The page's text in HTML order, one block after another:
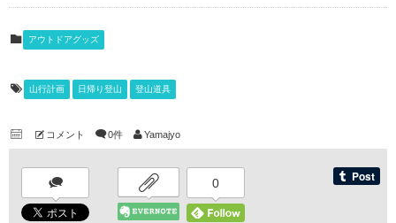
アウトドアグッズ
山行計画 日帰り登山 登山道具
コメント 0件 Yamajyo
0